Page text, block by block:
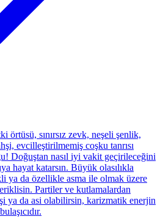
örtüsü, sınırsız zevk, neşeli şenlik,
evcilleştirilmemiş coşku tanrısı
Doğuştan nasıl iyi vakit geçirileceğini
hayat katarsın. Büyük olasılıkla
ya da özellikle asma ile olmak üzere
Partiler ve kutlamalardan
ya da asi olabilirsin, karizmatik enerjin